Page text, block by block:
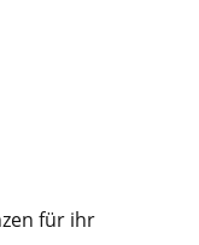
für ihr